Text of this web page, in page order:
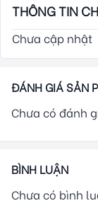
THÔNG TIN
Chưa cập nhật
ĐÁNH GIÁ SẢN
Chưa có đánh
BÌNH LUẬN
Chưa có bình